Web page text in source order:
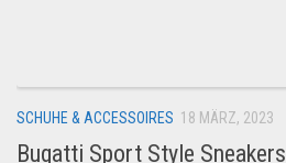
SCHUHE & ACCESSOIRES 18 MÄRZ, 2023
Bugatti Sport Style